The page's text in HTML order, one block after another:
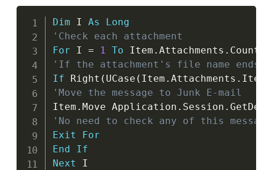
Dim I As
Long
'Check each attachment
For I = 1 To Item . Attachments .
'If the attachment's file name
If Right ( UCase ( Item . Attachments . Item
'Move the message to Junk E-mail
Item . Move Application . Session .
'No need to check any of this
Exit
For
End
If
Next